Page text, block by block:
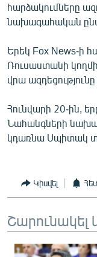
ՁԳՏԵԼՈՎ
ՓՈԴՔԱՍԹ
Հայերեն
English
Русский
ՀԵՏԵՎԵՔ ՄԵԶ
«Ազատության»
հարձակումները
նախագահական
Երեկ Fox News-ի
Ռուսաստանի
վրա
Հունվարի 20-ին,
Նահանգների
կդառնա Սպիտակ
Կիսվել
Շարունակել